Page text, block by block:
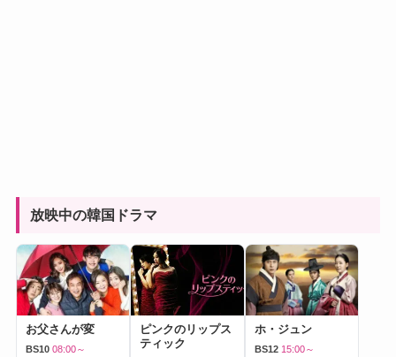
放映中の韓国ドラマ
お父さんが変
BS10 08:00～
ピンクのリップス
ティック
ホ・ジュン
BS12 15:00～